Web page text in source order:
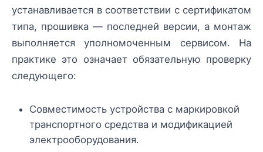
устанавливается в соответствии с сертификатом
типа, прошивка — последней версии, а монтаж
выполняется уполномоченным сервисом. На
практике это означает обязательную проверку
следующего:
Совместимость устройства с маркировкой
транспортного средства и модификацией
электрооборудования.